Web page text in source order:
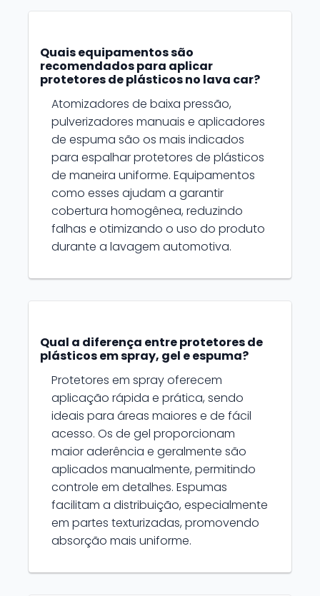
Quais equipamentos são
recomendados para aplicar
protetores de plásticos no lava car?
Atomizadores de baixa pressão,
pulverizadores manuais e aplicadores
de espuma são os mais indicados
para espalhar protetores de plásticos
de maneira uniforme. Equipamentos
como esses ajudam a garantir
cobertura homogênea, reduzindo
falhas e otimizando o uso do produto
durante a lavagem automotiva.
Qual a diferença entre protetores de
plásticos em spray, gel e espuma?
Protetores em spray oferecem
aplicação rápida e prática, sendo
ideais para áreas maiores e de fácil
acesso. Os de gel proporcionam
maior aderência e geralmente são
aplicados manualmente, permitindo
controle em detalhes. Espumas
facilitam a distribuição, especialmente
em partes texturizadas, promovendo
absorção mais uniforme.